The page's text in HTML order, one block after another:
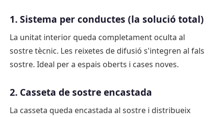
1. Sistema per conductes (la solució total)
La unitat interior queda completament oculta al
sostre tècnic. Les reixetes de difusió s'integren al fals
sostre. Ideal per a espais oberts i cases noves.
2. Casseta de sostre encastada
La casseta queda encastada al sostre i distribueix